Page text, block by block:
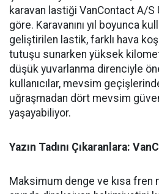
karavan lastiği VanContact A/S
göre. Karavanını yıl boyunca
geliştirilen lastik, farklı hava
tutuşu sunarken yüksek
düşük yuvarlanma direnciyle
kullanıcılar, mevsim
uğraşmadan dört mevsim
yaşayabiliyor.
Yazın Tadını Çıkaranlara:
Maksimum denge ve kısa